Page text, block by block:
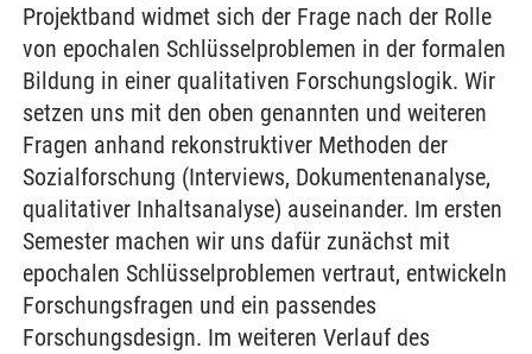
Projektband widmet sich der Frage nach der Rolle
von epochalen Schlüsselproblemen in der formalen
Bildung in einer qualitativen Forschungslogik. Wir
setzen uns mit den oben genannten und weiteren
Fragen anhand rekonstruktiver Methoden der
Sozialforschung (Interviews, Dokumentenanalyse,
qualitativer Inhaltsanalyse) auseinander. Im ersten
Semester machen wir uns dafür zunächst mit
epochalen Schlüsselproblemen vertraut, entwickeln
Forschungsfragen und ein passendes
Forschungsdesign. Im weiteren Verlauf des